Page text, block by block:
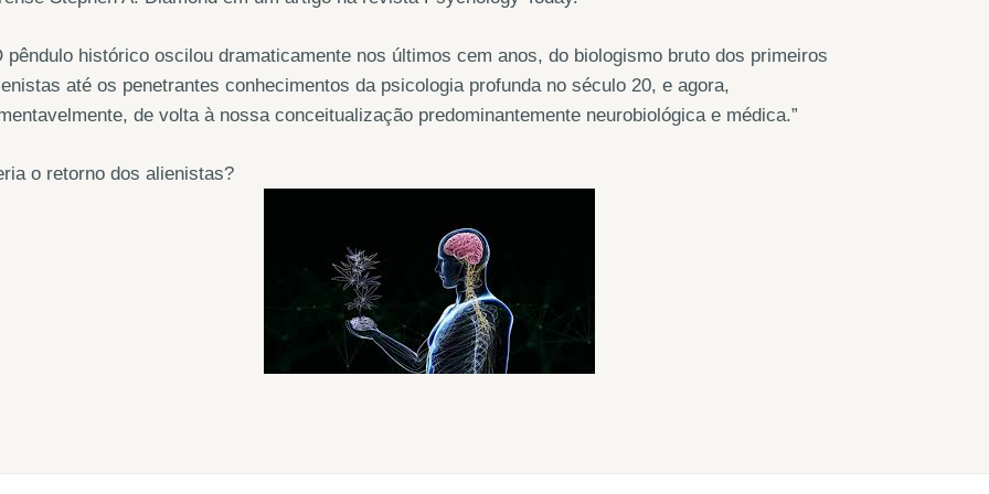
pêndulo histórico oscilou dramaticamente nos últimos cem anos, do biologismo bruto dos primeiros
até os penetrantes conhecimentos da psicologia profunda no século 20, e agora,
de volta à nossa conceitualização predominantemente neurobiológica e médica.”
o retorno dos alienistas?